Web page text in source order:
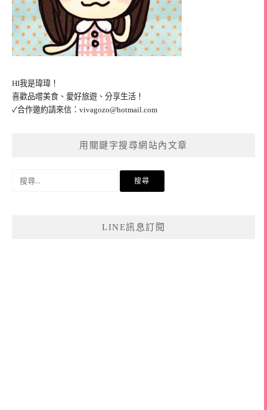
HI我是瑋瑋！
喜歡品嚐美食、愛好旅遊、分享生活！
✓合作邀約請來信： vivagozo@hotmail.com
用關鍵字搜尋網站內文章
LINE訊息訂閱